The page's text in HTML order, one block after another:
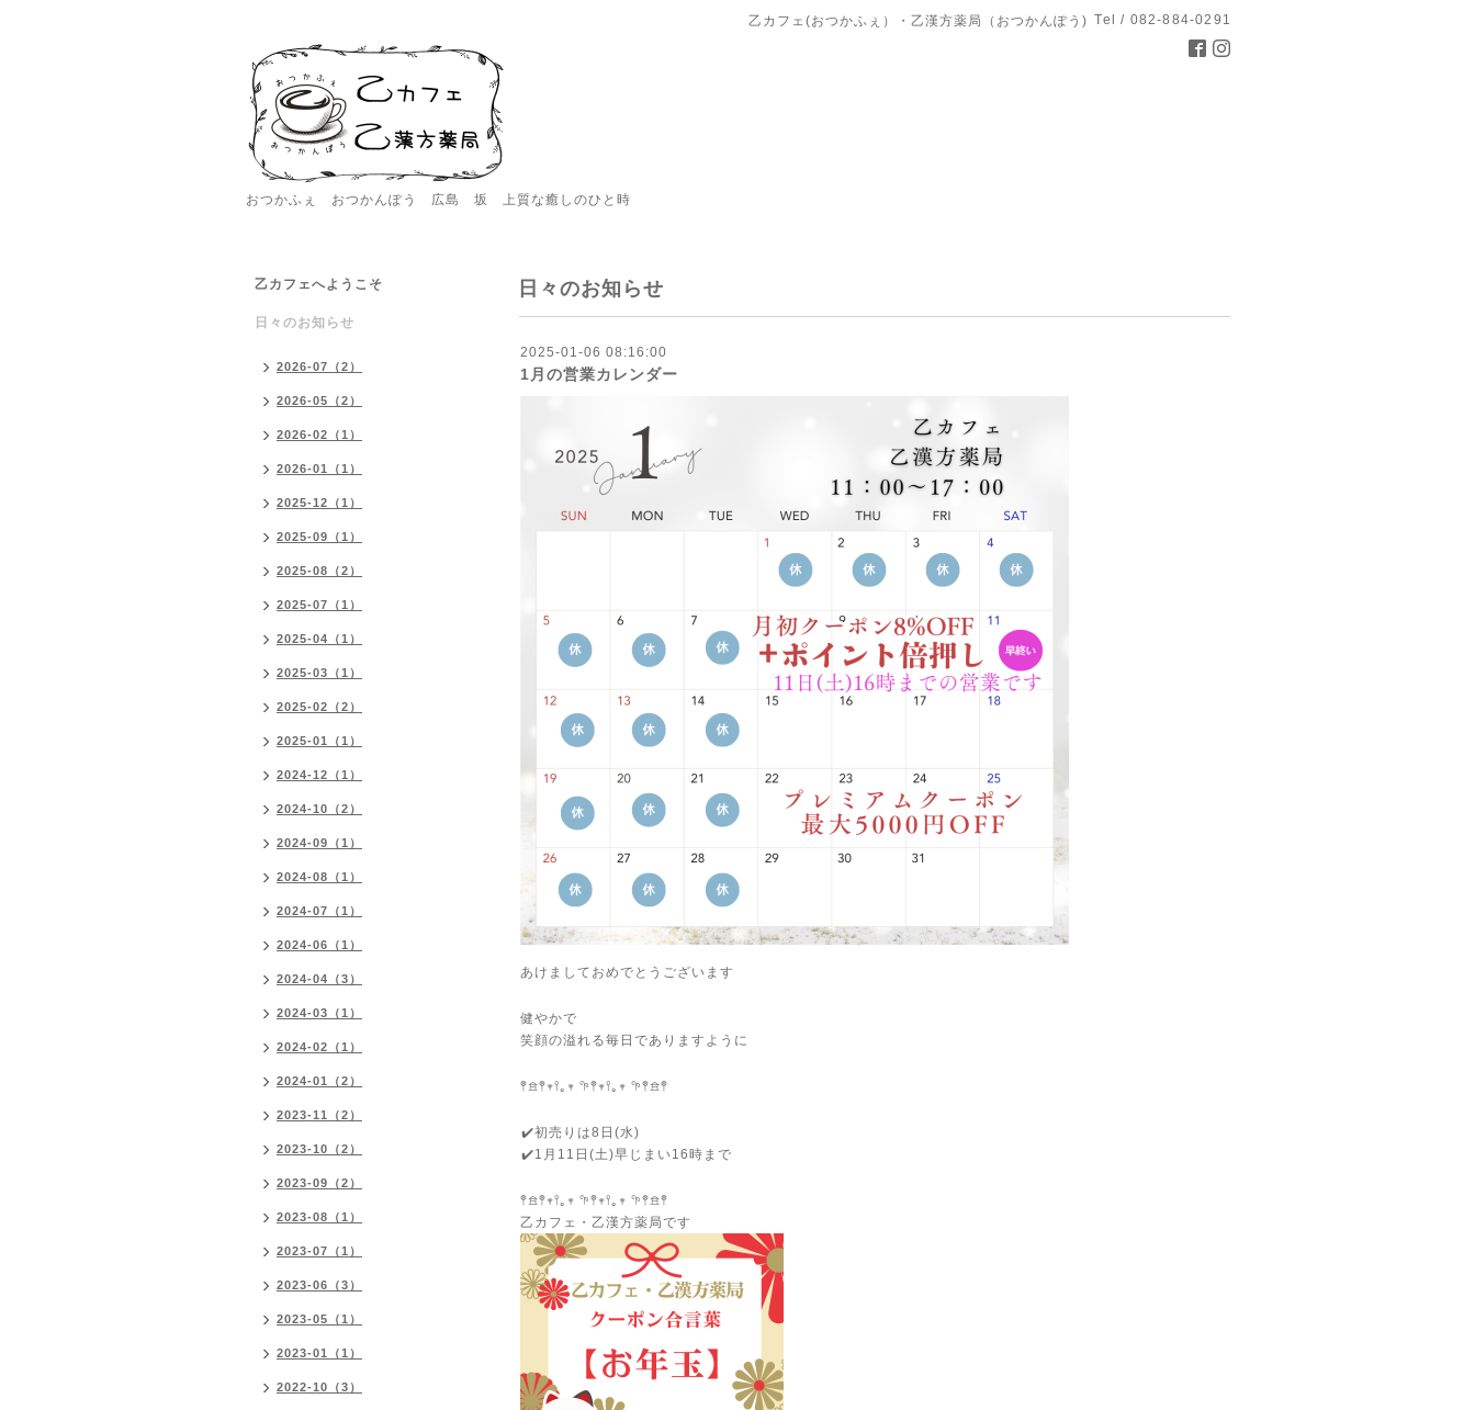
乙カフェ(おつかふぇ）・乙漢方薬局（おつかんぽう) Tel / 082-884-0291
おつかふぇ おつかんぽう 広島 坂 上質な癒しのひと時
日々のお知らせ
2025-01-06 08:16:00
1月の営業カレンダー
あけましておめでとうございます
健やかで
笑顔の溢れる毎日でありますように
𖤣𖠿𖤣𖥧𖥣｡𖥧 𖧧𖤣𖥧𖥣｡𖥧 𖧧𖤣𖠿𖤣
⁡✔️初売りは8日(水)
⁡✔️1月11日(土)早じまい16時まで
𖤣𖠿𖤣𖥧𖥣｡𖥧 𖧧𖤣𖥧𖥣｡𖥧 𖧧𖤣𖠿𖤣
乙カフェ・乙漢方薬局です
乙カフェへようこそ
日々のお知らせ
2026-07（2）
2026-05（2）
2026-02（1）
2026-01（1）
2025-12（1）
2025-09（1）
2025-08（2）
2025-07（1）
2025-04（1）
2025-03（1）
2025-02（2）
2025-01（1）
2024-12（1）
2024-10（2）
2024-09（1）
2024-08（1）
2024-07（1）
2024-06（1）
2024-04（3）
2024-03（1）
2024-02（1）
2024-01（2）
2023-11（2）
2023-10（2）
2023-09（2）
2023-08（1）
2023-07（1）
2023-06（3）
2023-05（1）
2023-01（1）
2022-10（3）